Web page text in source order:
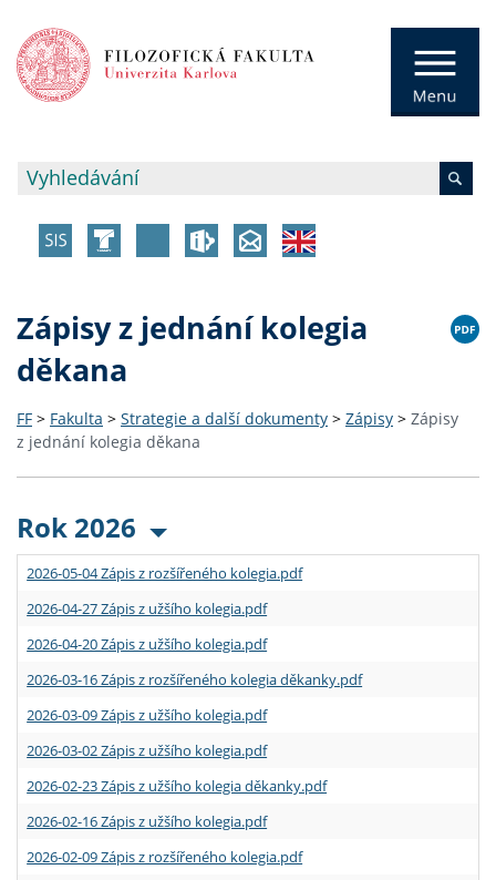
Zápisy z jednání kolegia
děkana
FF > Fakulta > Strategie a další dokumenty > Zápisy > Zápisy
z jednání kolegia děkana
Rok 2026
2026-05-04 Zápis z rozšířeného kolegia.pdf
2026-04-27 Zápis z užšího kolegia.pdf
2026-04-20 Zápis z užšího kolegia.pdf
2026-03-16 Zápis z rozšířeného kolegia děkanky.pdf
2026-03-09 Zápis z užšího kolegia.pdf
2026-03-02 Zápis z užšího kolegia.pdf
2026-02-23 Zápis z užšího kolegia děkanky.pdf
2026-02-16 Zápis z užšího kolegia.pdf
2026-02-09 Zápis z rozšířeného kolegia.pdf